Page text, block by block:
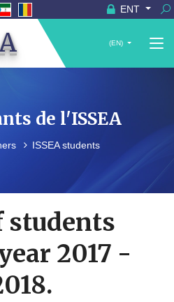
ENT
(EN)
de l'ISSEA
ISSEA students
students
2017 -